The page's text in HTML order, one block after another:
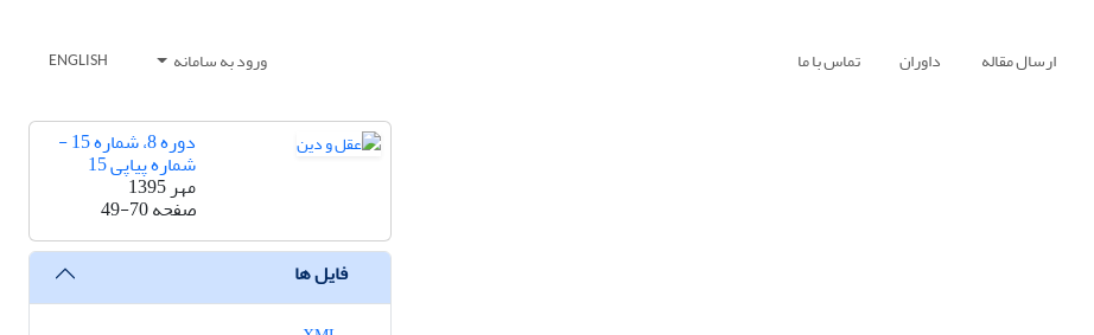
ارسال مقاله داوران تماس با ما ورود به سامانه ENGLISH
دوره 8، شماره 15 -
شماره پیاپی 15
مهر 1395
صفحه49-70
فایل ها